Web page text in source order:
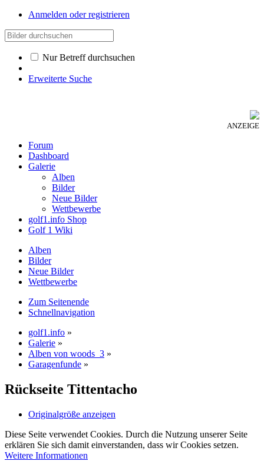
Anmelden oder registrieren
Nur Betreff durchsuchen
Erweiterte Suche
ANZEIGE
Forum
Dashboard
Galerie
Alben
Bilder
Neue Bilder
Wettbewerbe
golf1.info Shop
Golf 1 Wiki
Alben
Bilder
Neue Bilder
Wettbewerbe
Zum Seitenende
Schnellnavigation
golf1.info »
Galerie »
Alben von woods_3 »
Garagenfunde »
Rückseite Tittentacho
Originalgröße anzeigen
Diese Seite verwendet Cookies. Durch die Nutzung unserer Seite
erklären Sie sich damit einverstanden, dass wir Cookies setzen.
Weitere Informationen